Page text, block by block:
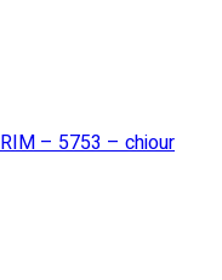
– 5753 – chiour